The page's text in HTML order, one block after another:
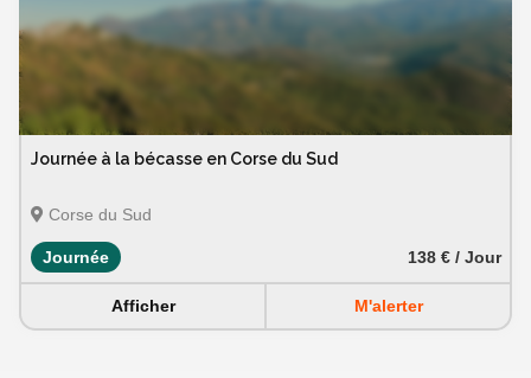
Journée à la bécasse en Corse du Sud
Corse du Sud
Journée 138 € / Jour
Afficher M'alerter